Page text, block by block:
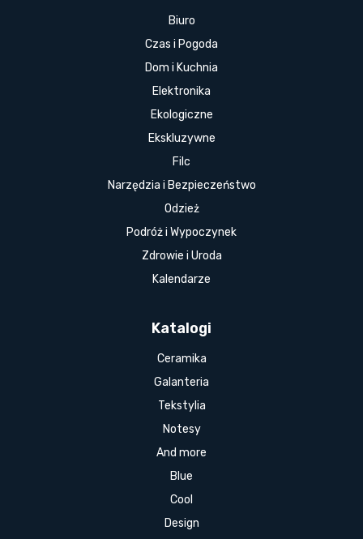
Biuro
Czas i Pogoda
Dom i Kuchnia
Elektronika
Ekologiczne
Ekskluzywne
Filc
Narzędzia i Bezpieczeństwo
Odzież
Podróż i Wypoczynek
Zdrowie i Uroda
Kalendarze
Katalogi
Ceramika
Galanteria
Tekstylia
Notesy
And more
Blue
Cool
Design